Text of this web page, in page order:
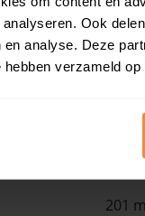
Ook
en analyse. Deze
verzameld
188
201